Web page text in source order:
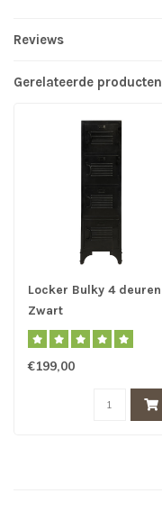
Reviews
Gerelateerde producten
Locker Bulky 4 deuren |
Zwart
€199,00